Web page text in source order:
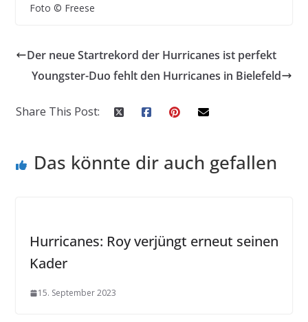
Foto © Freese
Der neue Startrekord der Hurricanes ist perfekt
Youngster-Duo fehlt den Hurricanes in Bielefeld
Share This Post:
Das könnte dir auch gefallen
Hurricanes: Roy verjüngt erneut seinen
Kader
15. September 2023